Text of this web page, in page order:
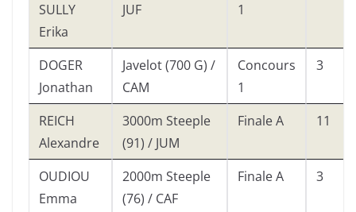
SULLY
Erika
JUF
1
DOGER
Jonathan
Javelot (700 G) /
CAM
Concours
1
3
REICH
Alexandre
3000m Steeple
(91) / JUM
Finale A 11
OUDIOU
Emma
2000m Steeple
(76) / CAF
Finale A 3